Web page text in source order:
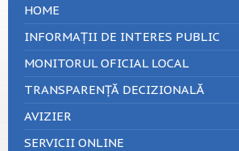
HOME
INFORMAȚII DE INTERES PUBLIC
MONITORUL OFICIAL LOCAL
TRANSPARENȚĂ DECIZIONALĂ
AVIZIER
SERVICII ONLINE